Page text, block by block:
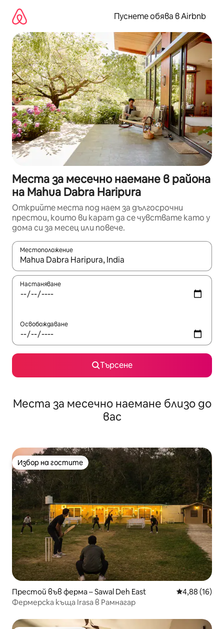
съдържанието
Пуснете обява в Airbnb
Места за месечно наемане в района
на Mahua Dabra Haripura
Открийте места под наем за дългосрочни
престои, които ви карат да се чувствате като у
дома си за месец или повече.
Местоположение
Когато резултатите се покажат, използвайте
Настаняване
Освобождаване
Търсене
Места за месечно наемане близо до
вас
Избор на гостите
Избор на гостите
Престой във ферма – Sawal Deh East Средна
4,88 (16)
Фермерска къща Irasa в Рамнагар